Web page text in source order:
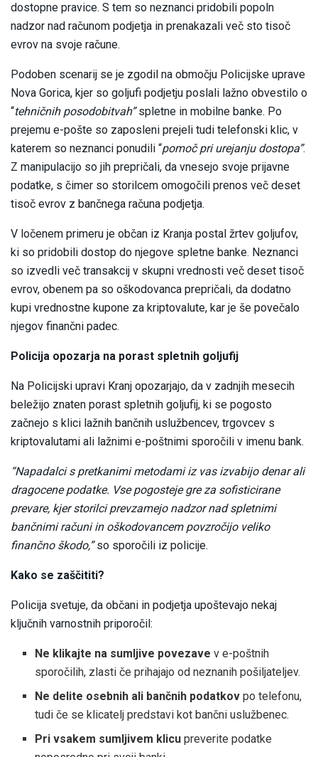
dostopne pravice. S tem so neznanci pridobili popoln
nadzor nad računom podjetja in prenakazali več sto tisoč
evrov na svoje račune.
Podoben scenarij se je zgodil na območju Policijske uprave
Nova Gorica, kjer so goljufi podjetju poslali lažno obvestilo o
“tehničnih posodobitvah”spletne in mobilne banke. Po
prejemu e-pošte so zaposleni prejeli tudi telefonski klic, v
katerem so neznanci ponudili “pomoč pri urejanju dostopa”.
Z manipulacijo so jih prepričali, da vnesejo svoje prijavne
podatke, s čimer so storilcem omogočili prenos več deset
tisoč evrov z bančnega računa podjetja.
V ločenem primeru je občan iz Kranja postal žrtev goljufov,
ki so pridobili dostop do njegove spletne banke. Neznanci
so izvedli več transakcij v skupni vrednosti več deset tisoč
evrov, obenem pa so oškodovanca prepričali, da dodatno
kupi vrednostne kupone za kriptovalute, kar je še povečalo
njegov finančni padec.
Policija opozarja na porast spletnih goljufij
Na Policijski upravi Kranj opozarjajo, da v zadnjih mesecih
beležijo znaten porast spletnih goljufij, ki se pogosto
začnejo s klici lažnih bančnih uslužbencev, trgovcev s
kriptovalutami ali lažnimi e-poštnimi sporočili v imenu bank.
“Napadalci s pretkanimi metodami iz vas izvabijo denar ali
dragocene podatke. Vse pogosteje gre za sofisticirane
prevare, kjer storilci prevzamejo nadzor nad spletnimi
bančnimi računi in oškodovancem povzročijo veliko
finančno škodo,”so sporočili iz policije.
Kako se zaščititi?
Policija svetuje, da občani in podjetja upoštevajo nekaj
ključnih varnostnih priporočil:
Ne klikajte na sumljive povezave v e-poštnih
sporočilih, zlasti če prihajajo od neznanih pošiljateljev.
Ne delite osebnih ali bančnih podatkov po telefonu,
tudi če se klicatelj predstavi kot bančni uslužbenec.
Pri vsakem sumljivem klicu preverite podatke